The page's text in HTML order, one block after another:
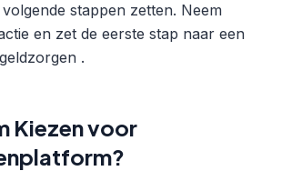
stappen zetten. Neem
en zet de eerste stap naar een
.
Kiezen voor